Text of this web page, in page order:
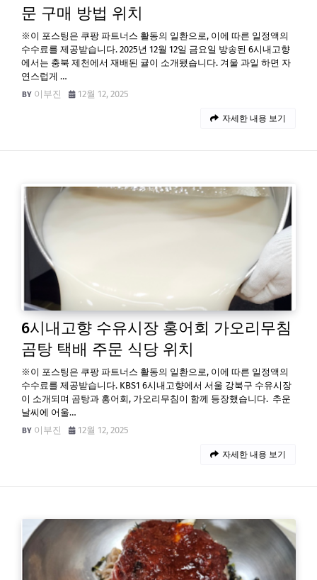
문 구매 방법 위치
※이 포스팅은 쿠팡 파트너스 활동의 일환으로, 이에 따른 일정액의
수수료를 제공받습니다. 2025년 12월 12일 금요일 방송된 6시내고향
에서는 충북 제천에서 재배된 귤이 소개됐습니다. 겨울 과일 하면 자
연스럽게 …
이부진
12월 12, 2025
자세한 내용 보기
6시내고향 수유시장 홍어회 가오리무침
곰탕 택배 주문 식당 위치
※이 포스팅은 쿠팡 파트너스 활동의 일환으로, 이에 따른 일정액의
수수료를 제공받습니다. KBS1 6시내고향에서 서울 강북구 수유시장
이 소개되며 곰탕과 홍어회, 가오리무침이 함께 등장했습니다. 추운
날씨에 어울…
이부진
12월 12, 2025
자세한 내용 보기